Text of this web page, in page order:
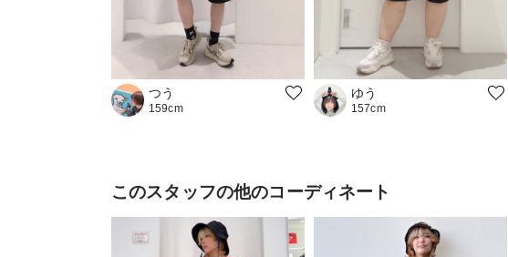
つう
159cm
ゆう
157cm
このスタッフの他のコーディネート